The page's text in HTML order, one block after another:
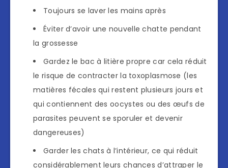
Toujours se laver les mains après
Éviter d’avoir une nouvelle chatte pendant
la grossesse
Gardez le bac à litière propre car cela réduit
le risque de contracter la toxoplasmose (les
matières fécales qui restent plusieurs jours et
qui contiennent des oocystes ou des œufs de
parasites peuvent se sporuler et devenir
dangereuses)
Garder les chats à l’intérieur, ce qui réduit
considérablement leurs chances d’attraper le